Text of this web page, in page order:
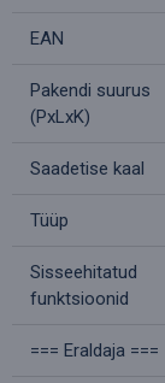
EAN
Pakendi suurus
(PxLxK)
Saadetise kaal
Tüüp
Sisseehitatud
funktsioonid
=== Eraldaja ===